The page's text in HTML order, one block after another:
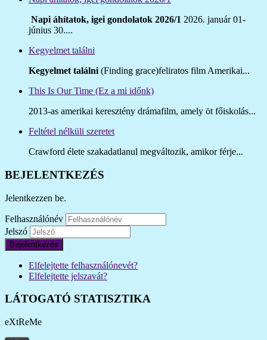
Napi áhítatok, igei gondolatok 2026/1 2026. január 01-
június 30....
Kegyelmet találni
Kegyelmet találni (Finding grace)feliratos film Amerikai...
This Is Our Time (Ez a mi időnk)
2013-as amerikai keresztény drámafilm, amely öt főiskolás...
Feltétel nélküli szeretet
Crawford élete szakadatlanul megváltozik, amikor férje...
BEJELENTKEZÉS
Jelentkezzen be.
Felhasználónév
Jelszó
Bejelentkezés
Elfelejtette felhasználónevét?
Elfelejtette jelszavát?
LÁTOGATÓ STATISZTIKA
eXtReMe